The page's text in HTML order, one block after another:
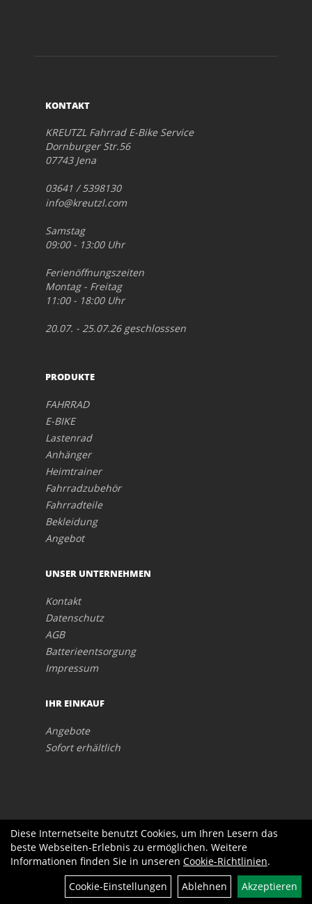
KONTAKT
KREUTZL Fahrrad E-Bike Service
Dornburger Str.56
07743 Jena
03641 / 5398130
info@kreutzl.com
Samstag
09:00 - 13:00 Uhr
Ferienöffnungszeiten
Montag - Freitag
11:00 - 18:00 Uhr
20.07. - 25.07.26 geschlosssen
PRODUKTE
FAHRRAD
E-BIKE
Lastenrad
Anhänger
Heimtrainer
Fahrradzubehör
Fahrradteile
Bekleidung
Angebot
UNSER UNTERNEHMEN
Kontakt
Datenschutz
AGB
Batterieentsorgung
Impressum
IHR EINKAUF
Angebote
Sofort erhältlich
Diese Internetseite benutzt Cookies, um Ihren Lesern das
beste Webseiten-Erlebnis zu ermöglichen. Weitere
Informationen finden Sie in unseren Cookie-Richtlinien.
Cookie-Einstellungen
Ablehnen Akzeptieren